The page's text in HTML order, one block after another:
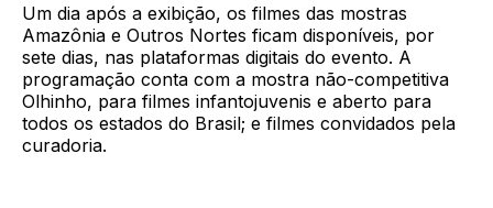
Um dia após a exibição, os filmes das mostras
Amazônia e Outros Nortes ficam disponíveis, por
sete dias, nas plataformas digitais do evento. A
programação conta com a mostra não-competitiva
Olhinho, para filmes infantojuvenis e aberto para
todos os estados do Brasil; e filmes convidados pela
curadoria.